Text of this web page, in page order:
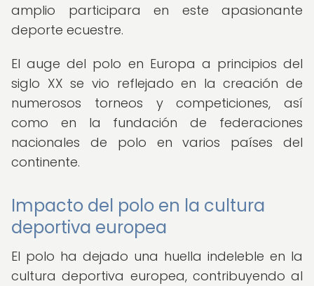
amplio participara en este apasionante
deporte ecuestre.
El auge del polo en Europa a principios del
siglo XX se vio reflejado en la creación de
numerosos torneos y competiciones, así
como en la fundación de federaciones
nacionales de polo en varios países del
continente.
Impacto del polo en la cultura
deportiva europea
El polo ha dejado una huella indeleble en la
cultura deportiva europea, contribuyendo al